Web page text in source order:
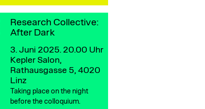
Research Collective:
After Dark
3. Juni 2025. 20.00 Uhr
Kepler Salon,
Rathausgasse 5, 4020
Linz
Taking place on the night
before the colloquium.